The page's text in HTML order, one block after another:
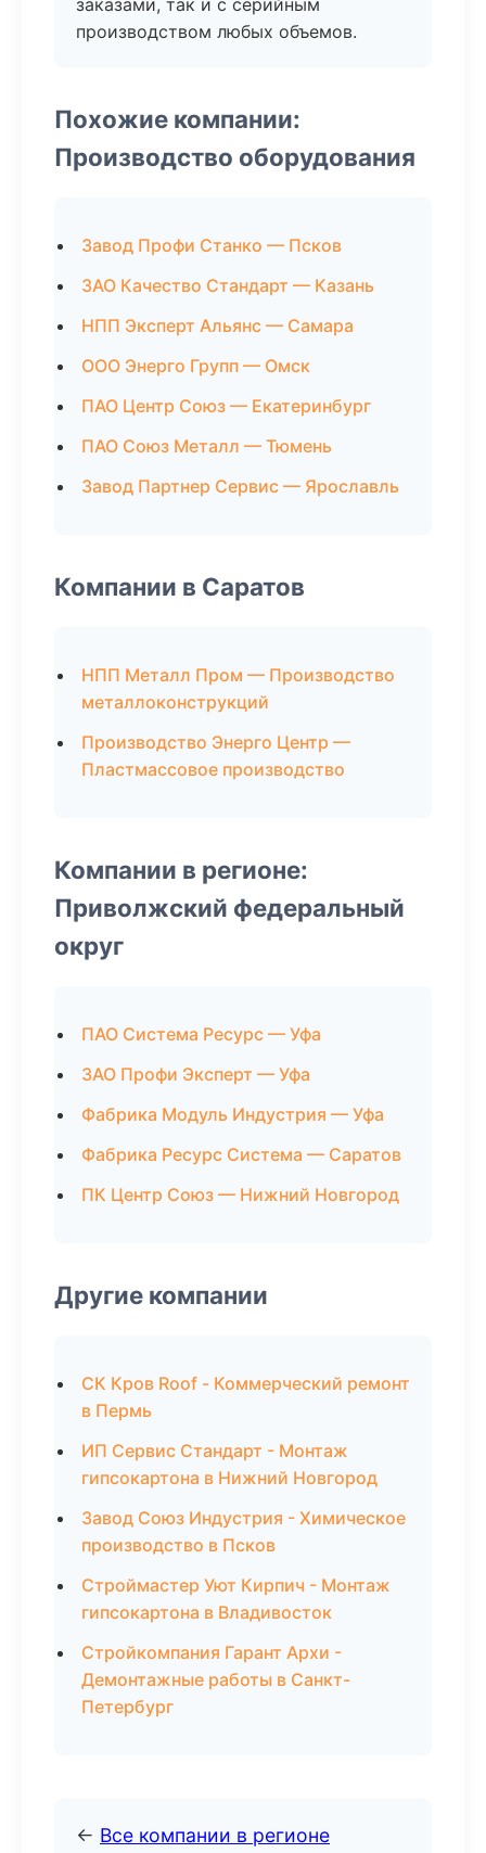
заказами, так и с серийным
производством любых объемов.
Похожие компании:
Производство оборудования
Завод Профи Станко — Псков
ЗАО Качество Стандарт — Казань
НПП Эксперт Альянс — Самара
ООО Энерго Групп — Омск
ПАО Центр Союз — Екатеринбург
ПАО Союз Металл — Тюмень
Завод Партнер Сервис — Ярославль
Компании в Саратов
НПП Металл Пром — Производство
металлоконструкций
Производство Энерго Центр —
Пластмассовое производство
Компании в регионе:
Приволжский федеральный
округ
ПАО Система Ресурс — Уфа
ЗАО Профи Эксперт — Уфа
Фабрика Модуль Индустрия — Уфа
Фабрика Ресурс Система — Саратов
ПК Центр Союз — Нижний Новгород
Другие компании
СК Кров Roof - Коммерческий ремонт
в Пермь
ИП Сервис Стандарт - Монтаж
гипсокартона в Нижний Новгород
Завод Союз Индустрия - Химическое
производство в Псков
Строймастер Уют Кирпич - Монтаж
гипсокартона в Владивосток
Стройкомпания Гарант Архи -
Демонтажные работы в Санкт-
Петербург
← Все компании в регионе